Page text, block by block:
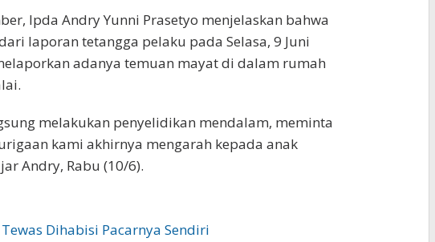
Ipda Andry Yunni Prasetyo menjelaskan bahwa
laporan tetangga pelaku pada Selasa, 9 Juni
adanya temuan mayat di dalam rumah
melakukan penyelidikan mendalam, meminta
kami akhirnya mengarah kepada anak
Andry, Rabu (10/6).
Dihabisi Pacarnya Sendiri